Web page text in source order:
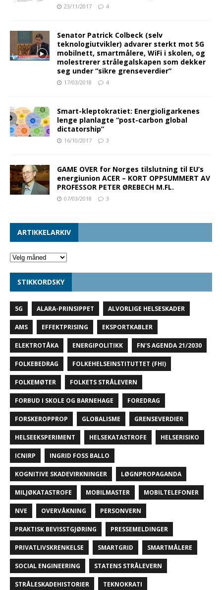
23/11/2017 4
Senator Patrick Colbeck (selv
teknologiutvikler) advarer sterkt mot 5G
mobilnett, smartmålere, WiFi i skolen, og
molestrerer strålegalskapen som dekker
seg under “sikre grenseverdier”
17/03/2018 4
Smart-kleptokratiet: Energioligarkenes
lenge planlagte “post-carbon global
dictatorship”
16/10/2017 3
GAME OVER for Norges tilslutning til EU’s
energiunion ACER – KORT OPPSUMMERT AV
PROFESSOR PETER ØREBECH M.FL.
07/03/2018 3
ARTIKKELARKIV
STIKKORDSKY
5G ALARA-PRINSIPPET ALVORLIGE HELSESKADER
AMS EFFEKTPRISING EKSPORTKABLER
ELEKTROTÅKA ENERGIPOLITIKK FN'S AGENDA 21/2030
FOLKEBEDRAG FOLKEHELSEINSTITUTTET (FHI)
FOLKEMØTER FOLKETS STRÅLEVERN
FORBUD I SKOLE OG BARNEHAGE FOREDRAG
FORSKEROPPROP GLOBALISME GRENSEVERDIER
HELSEEKSPERIMENT HELSEKATASTROFE HELSERISIKO
ICNIRP INGRID FOSS BALLO
KOGNITIVE SKADEVIRKNINGER LØGNPROPAGANDA
MILJØKATASTROFE MOBILMASTER MOBILTELEFONER
NVE OVERVÅKNING PERSONVERN
PRAKTISK BEVISSTGJØRING PRESSEMELDINGER
PRIVATLIVSKRENKELSE SMARTGRID SMARTMÅLERE
SOCIAL ENGINEERING STATENS STRÅLEVERN
STRÅLESKADEHISTORIER TEKNOKRATI